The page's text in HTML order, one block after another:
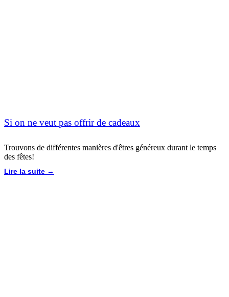
Si on ne veut pas offrir de cadeaux
Trouvons de différentes manières d'êtres généreux durant le temps
des fêtes!
Lire la suite →